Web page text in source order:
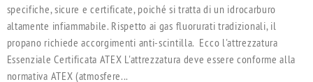
specifiche, sicure e certificate, poiché si tratta di un idrocarburo
altamente infiammabile. Rispetto ai gas fluorurati tradizionali, il
propano richiede accorgimenti anti-scintilla. Ecco l'attrezzatura
Essenziale Certificata ATEX L'attrezzatura deve essere conforme alla
normativa ATEX (atmosfere...